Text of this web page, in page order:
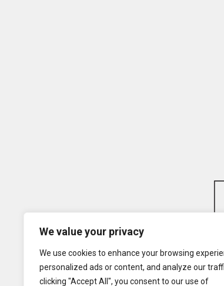
We value your privacy
We use cookies to enhance your browsing
personalized ads or content, and analyze our
clicking "Accept All", you consent to our use of